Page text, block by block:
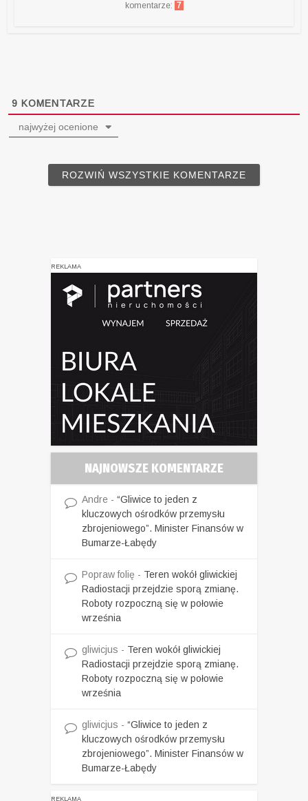
komentarze: 7
9 KOMENTARZE
najwyżej ocenione
ROZWIŃ WSZYSTKIE KOMENTARZE
REKLAMA
NAJNOWSZE KOMENTARZE
Andre - “Gliwice to jeden z
kluczowych ośrodków przemysłu
zbrojeniowego”. Minister Finansów w
Bumarze-Łabędy
Popraw folię - Teren wokół gliwickiej
Radiostacji przejdzie sporą zmianę.
Roboty rozpoczną się w połowie
września
gliwicjus - Teren wokół gliwickiej
Radiostacji przejdzie sporą zmianę.
Roboty rozpoczną się w połowie
września
gliwicjus - “Gliwice to jeden z
kluczowych ośrodków przemysłu
zbrojeniowego”. Minister Finansów w
Bumarze-Łabędy
REKLAMA